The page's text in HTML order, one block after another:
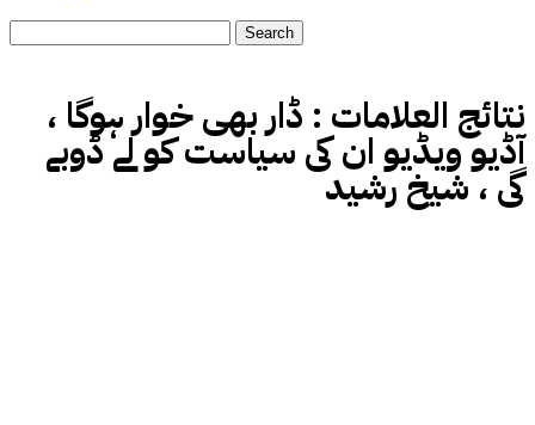
نتائج العلامات : ڈار بھی خوار ہوگا ،
آڈیو ویڈیو ان کی سیاست کو لے ڈوبے
گی ، شیخ رشید